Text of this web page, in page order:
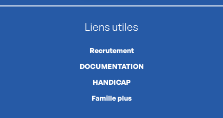
Liens utiles
Recrutement
DOCUMENTATION
HANDICAP
Famille plus